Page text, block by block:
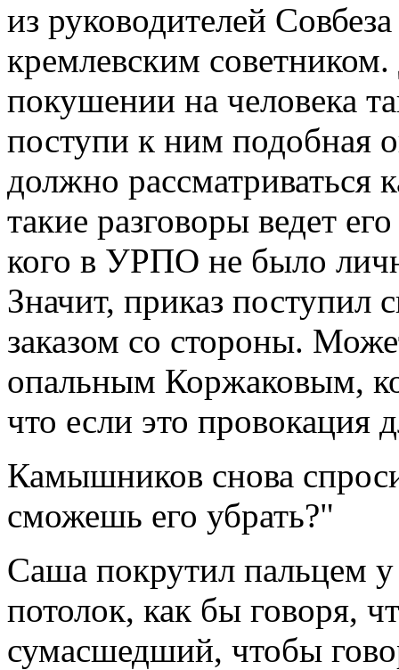
из руководителей
кремлевским
покушении на человека
поступи к ним подобная
должно рассматриваться
такие разговоры ведет
кого в УРПО не было
Значит, приказ
заказом со стороны.
опальным Коржаковым,
что если это провокация
Камышников снова
сможешь его убрать?"
Саша покрутил пальцем у
потолок, как бы говоря,
сумасшедший, чтобы